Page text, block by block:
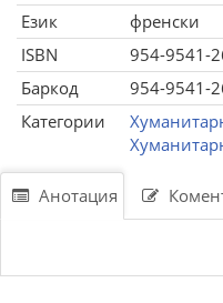
Език
френски
ISBN
954-9541-
Баркод
954-9541-
Категории
Анотация